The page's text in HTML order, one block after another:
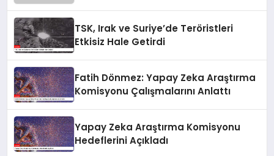
TSK, Irak ve Suriye’de Teröristleri
Etkisiz Hale Getirdi
Fatih Dönmez: Yapay Zeka Araştırma
Komisyonu Çalışmalarını Anlattı
Yapay Zeka Araştırma Komisyonu
Hedeflerini Açıkladı